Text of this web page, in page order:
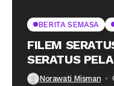
BERITA SEMASA
FILEM
SERATUS
Norawati Misman